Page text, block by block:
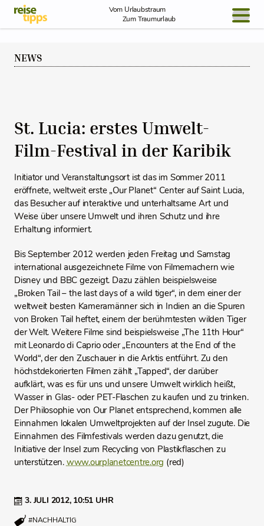
Skip to Content
Vom Urlaubstraum
Zum Traumurlaub
NEWS
3. JULI 2012, 10:51 UHR
#NACHHALTIG
St. Lucia: erstes Umwelt-
Film-Festival in der Karibik
Initiator und Veranstaltungsort ist das im Sommer 2011
eröffnete, weltweit erste „Our Planet“ Center auf Saint Lucia,
das Besucher auf interaktive und unterhaltsame Art und
Weise über unsere Umwelt und ihren Schutz und ihre
Erhaltung informiert.
Bis September 2012 werden jeden Freitag und Samstag
international ausgezeichnete Filme von Filmemachern wie
Disney und BBC gezeigt. Dazu zählen beispielsweise
„Broken Tail – the last days of a wild tiger“, in dem einer der
weltweit besten Kameramänner sich in Indien an die Spuren
von Broken Tail heftet, einem der berühmtesten wilden Tiger
der Welt. Weitere Filme sind beispielsweise „The 11th Hour“
mit Leonardo di Caprio oder „Encounters at the End of the
World“, der den Zuschauer in die Arktis entführt. Zu den
höchstdekorierten Filmen zählt „Tapped“, der darüber
aufklärt, was es für uns und unsere Umwelt wirklich heißt,
Wasser in Glas- oder PET-Flaschen zu kaufen und zu trinken.
Der Philosophie von Our Planet entsprechend, kommen alle
Einnahmen lokalen Umweltprojekten auf der Insel zugute. Die
Einnahmen des Filmfestivals werden dazu genutzt, die
Initiative der Insel zum Recycling von Plastikflaschen zu
unterstützen.www.ourplanetcentre.org (red)